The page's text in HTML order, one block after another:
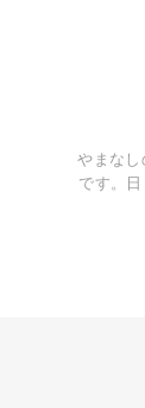
やまな
です。